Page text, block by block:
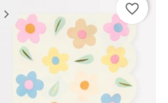
favorite_border